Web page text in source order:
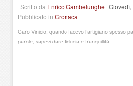
Scritto da Enrico Gambelunghe Giovedì,
Pubblicato in Cronaca
Caro Vinicio, quando facevo l’artigiano spesso
parole, sapevi dare fiducia e tranquillità